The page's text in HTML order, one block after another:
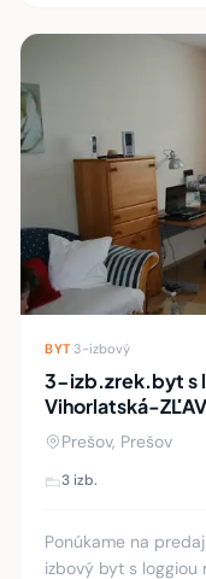
BYT·3-izbový
3-izb.zrek.byt s
Vihorlatská-
Prešov, Prešov
3 izb.
Ponúkame na
izbový byt s loggiou